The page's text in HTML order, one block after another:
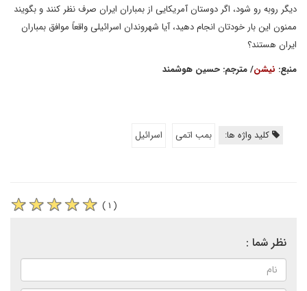
دیگر روبه رو شود، اگر دوستان آمریکایی از بمباران ایران صرف نظر کنند و بگویند
ممنون این بار خودتان انجام دهید، آیا شهروندان اسرائیلی واقعاً موافق بمباران
ایران هستند؟
منبع: نیشن/ مترجم: حسین هوشمند
کلید واژه ها: بمب اتمی اسرائيل
( ۱ )
نظر شما :